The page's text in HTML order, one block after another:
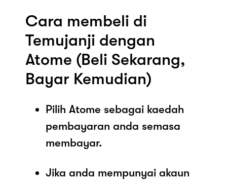
Cara membeli di
Temujanji dengan
Atome (Beli Sekarang,
Bayar Kemudian)
Pilih Atome sebagai kaedah
pembayaran anda semasa
membayar.
Jika anda mempunyai akaun